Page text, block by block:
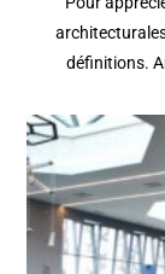
définitions.